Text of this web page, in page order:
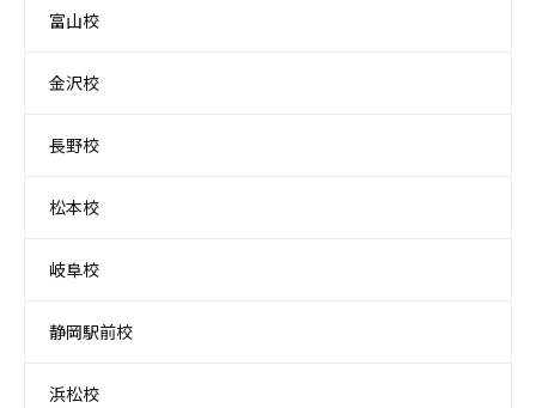
富山校
金沢校
長野校
松本校
岐阜校
静岡駅前校
浜松校